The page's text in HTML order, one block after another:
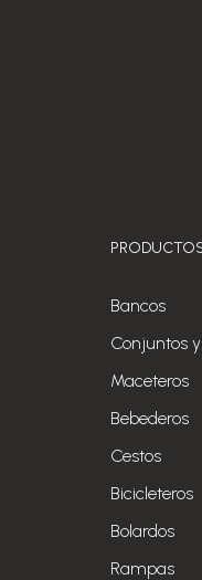
Bancos
Conjuntos
Maceteros
Bebederos
Cestos
Bicicleteros
Bolardos
Rampas